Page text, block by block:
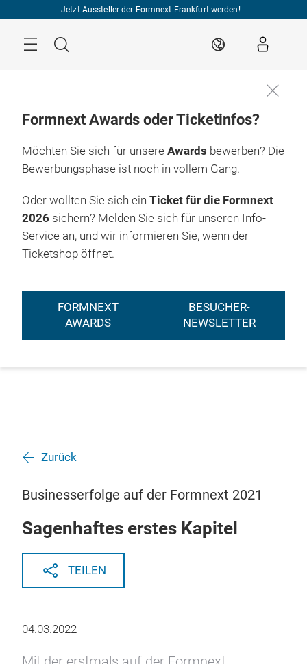
Jetzt Aussteller der Formnext Frankfurt werden!
Suche DE
Formnext Awards oder Ticketinfos?
Möchten Sie sich für unsere Awards bewerben? Die
Bewerbungsphase ist noch in vollem Gang.
Oder wollten Sie sich ein Ticket für die Formnext
2026 sichern? Melden Sie sich für unseren Info-
Service an, und wir informieren Sie, wenn der
Ticketshop öffnet.
FORMNEXT
AWARDS
BESUCHER-
NEWSLETTER
Zurück
Businesserfolge auf der Formnext 2021
Sagenhaftes erstes Kapitel
TEILEN
04.03.2022